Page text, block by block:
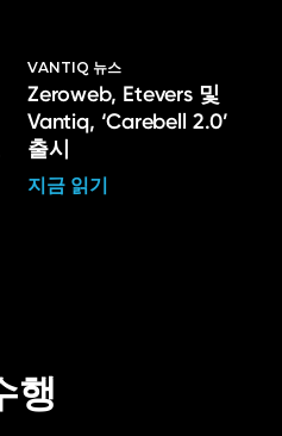
VANTIQ 뉴스
Zeroweb, Etevers 및
Vantiq, ‘Carebell 2.0’
출시
지금 읽기
행